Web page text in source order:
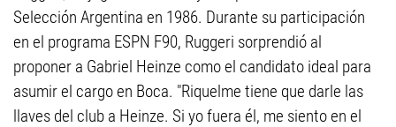
Selección Argentina en 1986. Durante su participación
en el programa ESPN F90, Ruggeri sorprendió al
proponer a Gabriel Heinze como el candidato ideal para
asumir el cargo en Boca. "Riquelme tiene que darle las
llaves del club a Heinze. Si yo fuera él, me siento en el